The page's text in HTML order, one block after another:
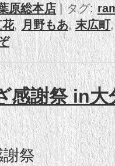
原総本店 |タグ:
花,月野もあ,末広町
感謝祭 in大
祭